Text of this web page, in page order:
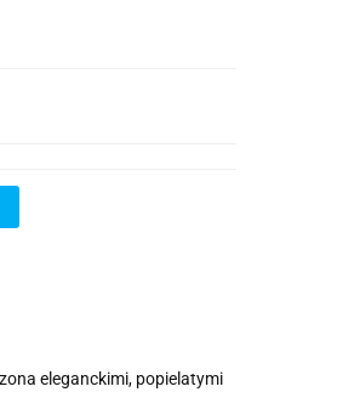
eleganckimi, popielatymi